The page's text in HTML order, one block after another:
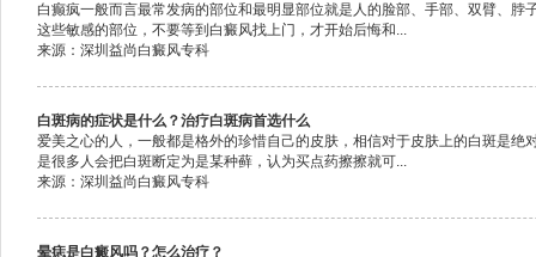
白癫疯一般而言最常发病的部位和最明显部位就是人的脸部、手部、双臂、脖
这些敏感的部位，不要等到白癜风找上门，才开始后悔和...
来源：深圳益尚白癜风专科
白斑病的症状是什么？治疗白斑病首选什么
爱美之心的人，一般都是格外的珍惜自己的皮肤，相信对于皮肤上的白斑是绝
是很多人会把白斑断定为是某种藓，认为买点药擦擦就可...
来源：深圳益尚白癜风专科
晕痣是白癜风吗？怎么治疗？